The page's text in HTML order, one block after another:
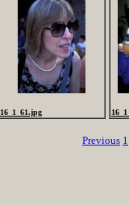
16_1_61.jpg
Previous 1